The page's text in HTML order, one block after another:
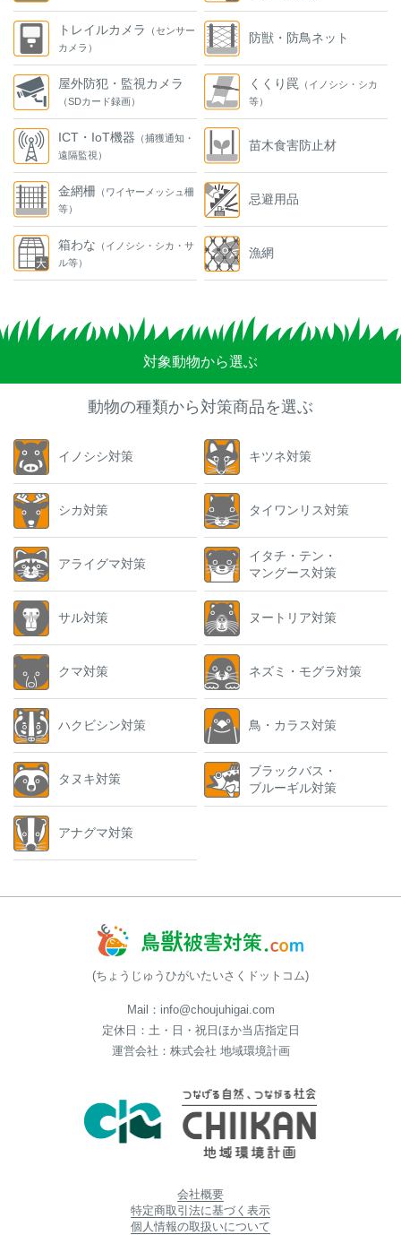
トレイルカメラ
（センサー
カメラ）
屋外防犯・監視カメラ
（SDカード録画）
ICT・IoT機器 （捕獲通知・
遠隔監視）
金網柵 （ワイヤーメッシュ柵
等）
箱わな （イノシシ・シカ・サ
ル等）
防獣・防鳥ネット
くくり罠 （イノシシ・シカ
等）
苗木食害防止材
忌避用品
漁網
対象動物から選ぶ
動物の種類から対策商品を選ぶ
イノシシ対策
シカ対策
アライグマ対策
サル対策
クマ対策
ハクビシン対策
タヌキ対策
アナグマ対策
キツネ対策
タイワンリス対策
イタチ・テン・
マングース対策
ヌートリア対策
ネズミ・モグラ対策
鳥・カラス対策
ブラックバス・
ブルーギル対策
(ちょうじゅうひがいたいさくドットコム)
Mail：info@choujuhigai.com
定休日：土・日・祝日ほか当店指定日
運営会社：株式会社 地域環境計画
会社概要
特定商取引法に基づく表示
個人情報の取扱いについて